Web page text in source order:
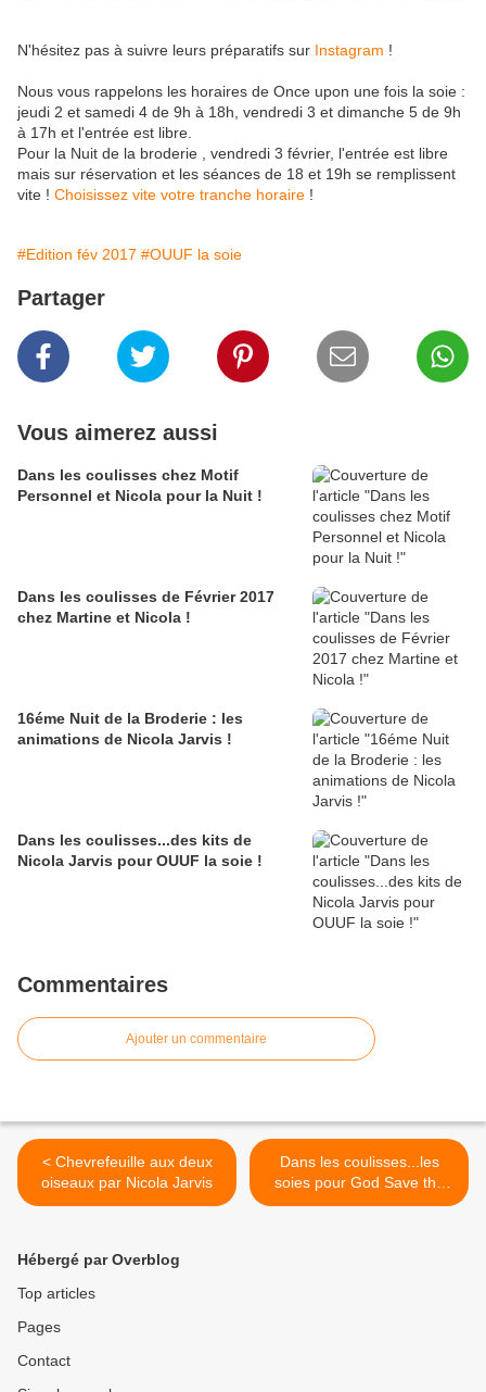
N'hésitez pas à suivre leurs préparatifs sur Instagram !
Nous vous rappelons les horaires de Once upon une fois la soie :
jeudi 2 et samedi 4 de 9h à 18h, vendredi 3 et dimanche 5 de 9h
à 17h et l'entrée est libre.
Pour la Nuit de la broderie , vendredi 3 février, l'entrée est libre
mais sur réservation et les séances de 18 et 19h se remplissent
vite ! Choisissez vite votre tranche horaire !
#Edition fév 2017 #OUUF la soie
Partager
Vous aimerez aussi
Dans les coulisses chez Motif
Personnel et Nicola pour la Nuit !
Dans les coulisses de Février 2017
chez Martine et Nicola !
16éme Nuit de la Broderie : les
animations de Nicola Jarvis !
Dans les coulisses...des kits de
Nicola Jarvis pour OUUF la soie !
Commentaires
Ajouter un commentaire
< Chevrefeuille aux deux
oiseaux par Nicola Jarvis
Dans les coulisses...les
soies pour God Save the
Queen par Artesane ! >
Hébergé par Overblog
Top articles
Pages
Contact